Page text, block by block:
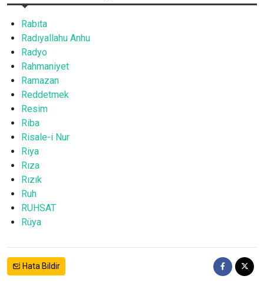
Rabıta
Radıyallahu Anhu
Radyo
Rahmaniyet
Ramazan
Reddetmek
Resim
Riba
Risale-i Nur
Riya
Rıza
Rızık
Ruh
RUHSAT
Rüya
Hata Bildir